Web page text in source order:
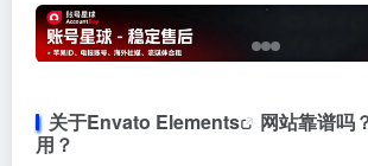
关于Envato Elements
网站靠谱吗
用？